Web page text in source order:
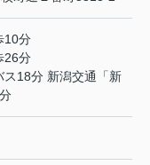
10分
26分
ス18分 新潟交通「新